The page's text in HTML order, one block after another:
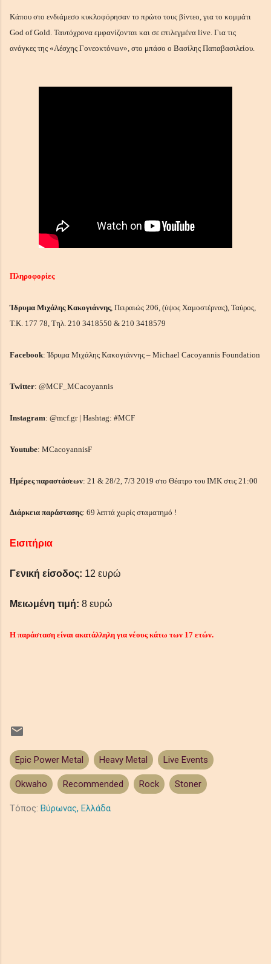
Κάπου στο ενδιάμεσο κυκλοφόρησαν το πρώτο τους βίντεο, για το κομμάτι
God of Gold. Ταυτόχρονα εμφανίζονται και σε επιλεγμένα live. Για τις
ανάγκες της «Λέσχης Γονεοκτόνων», στο μπάσο ο Βασίλης Παπαβασιλείου.
Πληροφορίες
Ίδρυμα Μιχάλης Κακογιάννης, Πειραιώς 206, (ύψος Χαμοστέρνας), Ταύρος,
Τ.Κ. 177 78, Τηλ. 210 3418550 & 210 3418579
Facebook: Ίδρυμα Μιχάλης Κακογιάννης – Michael Cacoyannis Foundation
Twitter: @MCF_MCacoyannis
Instagram: @mcf.gr | Hashtag: #MCF
Youtube: MCacoyannisF
Ημέρες παραστάσεων: 21 & 28/2, 7/3 2019 στο Θέατρο του ΙΜΚ στις 21:00
Διάρκεια παράστασης: 69 λεπτά χωρίς σταματημό !
Εισιτήρια
Γενική είσοδος: 12 ευρώ
Μειωμένη τιμή: 8 ευρώ
Η παράσταση είναι ακατάλληλη για νέους κάτω των 17 ετών.
Epic Power Metal Heavy Metal Live Events
Okwaho Recommended Rock Stoner
Τόπος: Βύρωνας, Ελλάδα